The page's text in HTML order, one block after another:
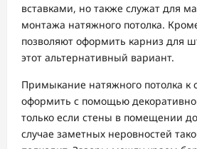
вставками, но также служат для
монтажа натяжного потолка.
позволяют оформить карниз для
этот альтернативный вариант.
Примыкание натяжного потолка к
оформить с помощью
только если стены в помещении
случае заметных неровностей